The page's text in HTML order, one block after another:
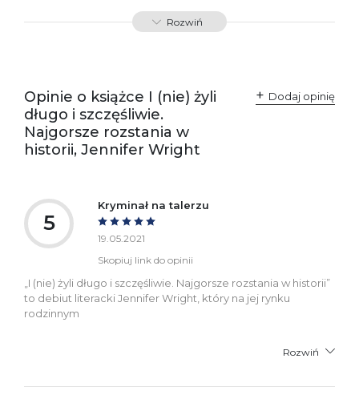
9788366570399
Rozwiń
Opinie o książce I (nie) żyli
długo i szczęśliwie.
Najgorsze rozstania w
historii, Jennifer Wright
Dodaj opinię
5
Kryminał na talerzu
19.05.2021
Skopiuj link do opinii
„I (nie) żyli długo i szczęśliwie. Najgorsze rozstania w historii”
to debiut literacki Jennifer Wright, który na jej rynku
rodzinnym
Rozwiń